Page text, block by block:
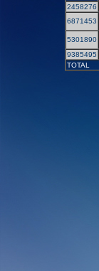
2458276
6871453
5301890
9385495
TOTAL